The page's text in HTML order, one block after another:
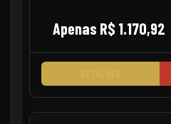
Apenas R$ 1.170,92